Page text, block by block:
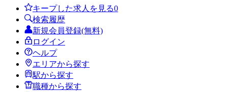
キープした求人を見る0
検索履歴
新規会員登録(無料)
ログイン
ヘルプ
エリアから探す
駅から探す
職種から探す